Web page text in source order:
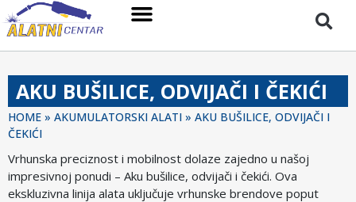
AKU BUŠILICE, ODVIJAČI I ČEKIĆI
HOME » AKUMULATORSKI ALATI » AKU BUŠILICE, ODVIJAČI I
ČEKIĆI
Vrhunska preciznost i mobilnost dolaze zajedno u našoj
impresivnoj ponudi – Aku bušilice, odvijači i čekići. Ova
ekskluzivna linija alata uključuje vrhunske brendove poput